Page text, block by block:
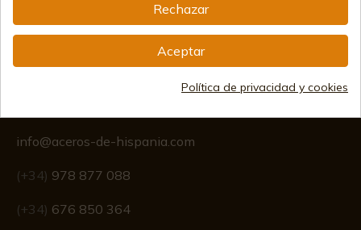
info@aceros-de-hispania.com
(+34) 978 877 088
(+34) 676 850 364
Rechazar
Aceptar
Política de privacidad y cookies